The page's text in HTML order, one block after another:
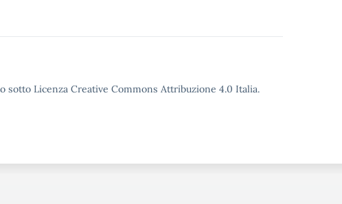
sotto Licenza Creative Commons Attribuzione 4.0 Italia.